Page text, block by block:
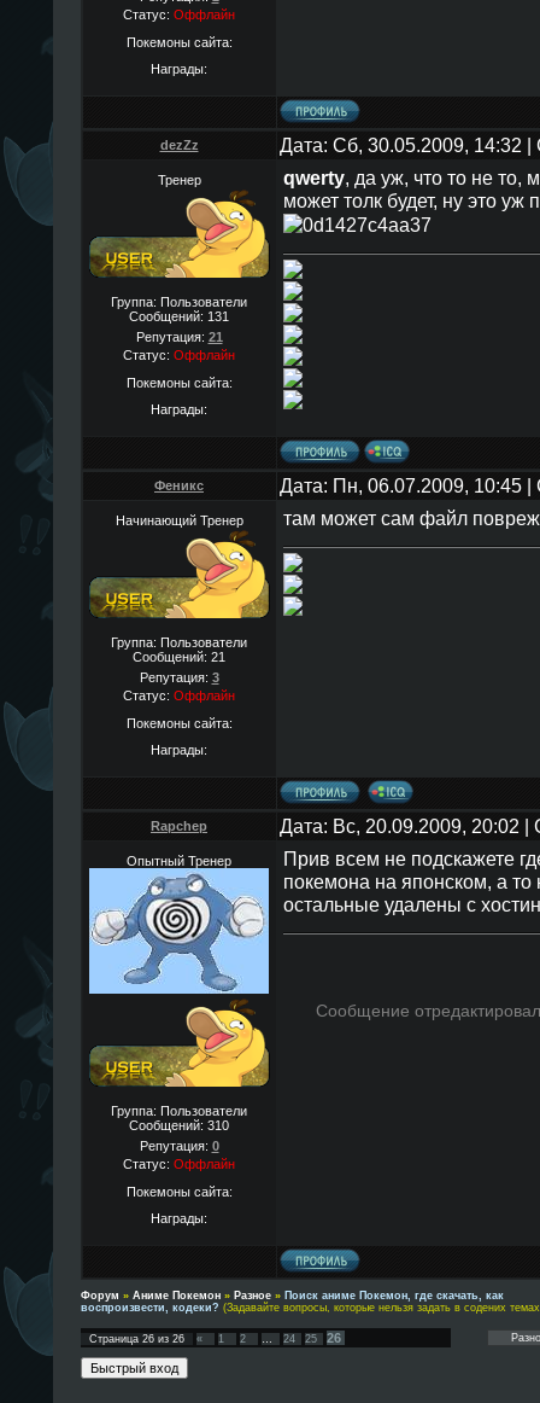
Статус: Оффлайн
Покемоны сайта:
Награды:
dezZz Дата: Сб, 30.05.2009, 14:32
Тренер
Группа: Пользователи
Сообщений: 131
Репутация: 21
Статус: Оффлайн
Покемоны сайта:
Награды:
qwerty, да уж, что то не то,
может толк будет, ну это уж
Феникс Дата: Пн, 06.07.2009, 10:45
Начинающий Тренер
Группа: Пользователи
Сообщений: 21
Репутация: 3
Статус: Оффлайн
Покемоны сайта:
Награды:
там может сам файл
Rapchep Дата: Вс, 20.09.2009, 20:02
Опытный Тренер
Группа: Пользователи
Сообщений: 310
Репутация: 0
Статус: Оффлайн
Покемоны сайта:
Награды:
Прив всем не подскажете
покемона на японском, а то
остальные удалены с
Сообщение
Форум » Аниме Покемон » Разное » Поиск аниме Покемон, где скачать, как
воспроизвести, кодеки? (Задавайте вопросы, которые нельзя задать в содених
Страница 26из 26 « 1 2 … 24 25 26